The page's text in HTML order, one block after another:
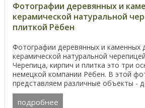
Фотографии деревянных и
керамической натуральной
плиткой Рёбен
Фотографии деревянных и каменных
керамической натуральной
Черепица, кирпич и плитка это три
немецкой компании Рёбен. В этой
представляем различные объекты -
кирпичные дома, ...
подробнее